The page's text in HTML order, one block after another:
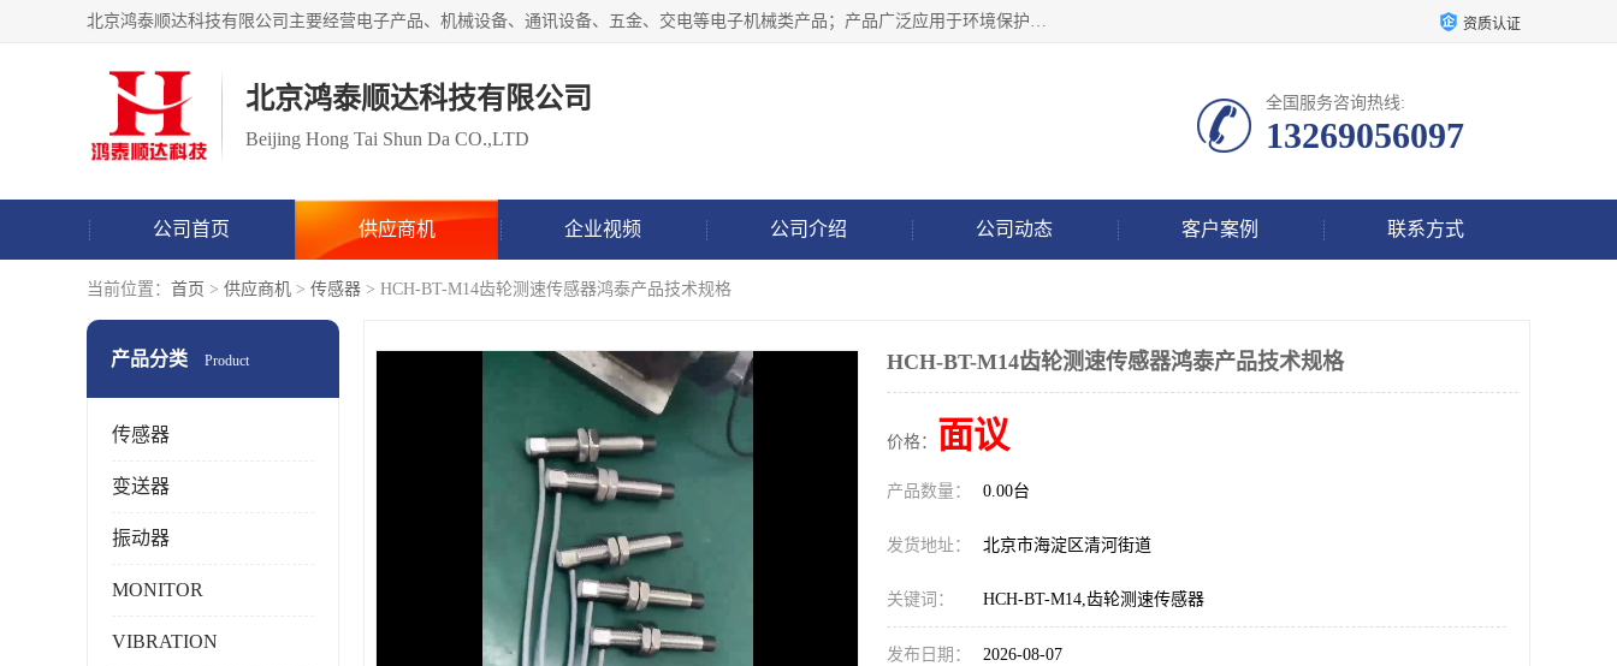
北京鸿泰顺达科技有限公司主要经营电子产品、机械设备、通讯设备、五金、交电等电子机械类产品；产品广泛应用于环境保护、石油化工、电力电子、冶金建筑、煤炭、农业、卫生防疫、教育科研等行业。并成功的与各地环境监测站、污水处理厂、卷烟厂、电厂、高校、科学院所、卫生防疫部门、煤矿、石化厂等用户建立了密切的合作关系。 资质认证
北京鸿泰顺达科技有限公司
Beijing Hong Tai Shun Da CO.,LTD
全国服务咨询热线:
13269056097
公司首页 供应商机 企业视频 公司介绍 公司动态 客户案例 联系方式
当前位置： 首页 > 供应商机 > 传感器 > HCH-BT-M14齿轮测速传感器鸿泰产品技术规格
产品分类 Product
传感器
变送器
振动器
MONITOR
VIBRATION
HCH-BT-M14齿轮测速传感器鸿泰产品技术规格
价格： 面议
产品数量： 0.00台
发货地址： 北京市海淀区清河街道
关键词： HCH-BT-M14,齿轮测速传感器
发布日期： 2026-08-07